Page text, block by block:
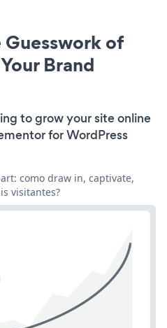
of
Brand
to grow your site online
for WordPress
como draw in, captivate,
visitantes?